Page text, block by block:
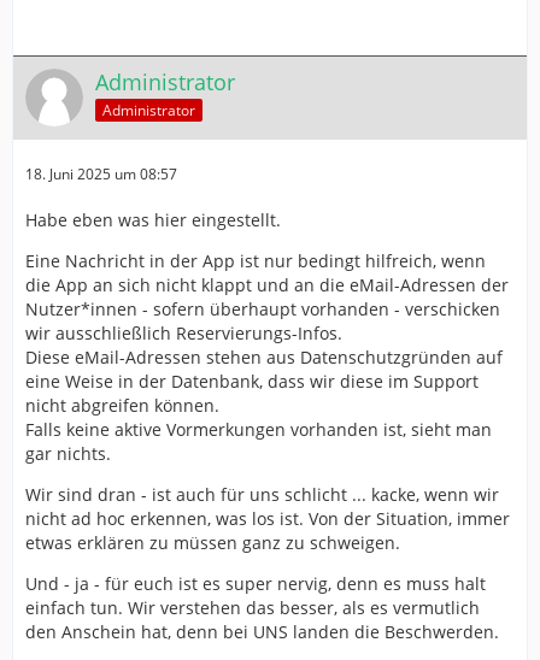
Administrator
Administrator
18. Juni 2025 um 08:57
Habe eben was hier eingestellt.
Eine Nachricht in der App ist nur bedingt hilfreich, wenn
die App an sich nicht klappt und an die eMail-Adressen der
Nutzer*innen - sofern überhaupt vorhanden - verschicken
wir ausschließlich Reservierungs-Infos.
Diese eMail-Adressen stehen aus Datenschutzgründen auf
eine Weise in der Datenbank, dass wir diese im Support
nicht abgreifen können.
Falls keine aktive Vormerkungen vorhanden ist, sieht man
gar nichts.
Wir sind dran - ist auch für uns schlicht ... kacke, wenn wir
nicht ad hoc erkennen, was los ist. Von der Situation, immer
etwas erklären zu müssen ganz zu schweigen.
Und - ja - für euch ist es super nervig, denn es muss halt
einfach tun. Wir verstehen das besser, als es vermutlich
den Anschein hat, denn bei UNS landen die Beschwerden.